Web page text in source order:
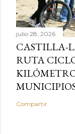
julio 28, 2026
CASTILLA-
RUTA
Compartir